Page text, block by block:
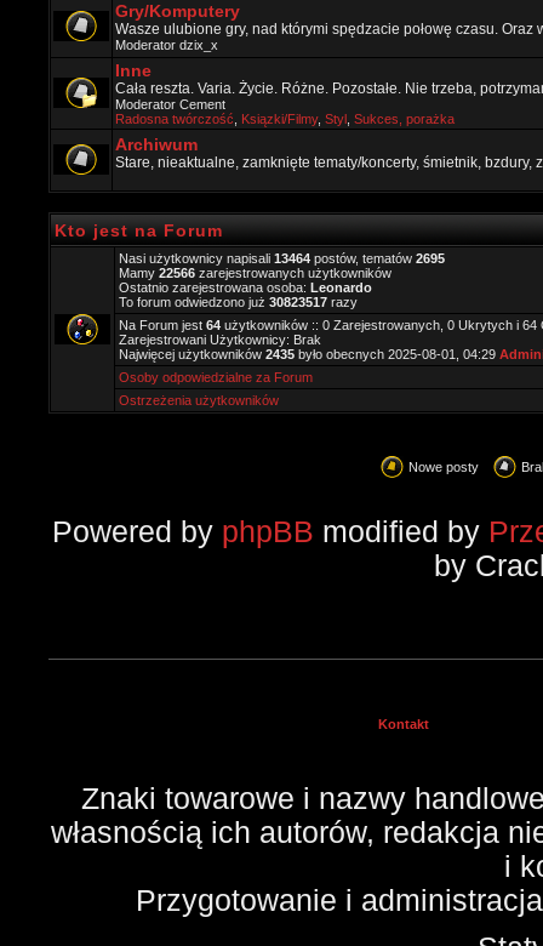
Gry/Komputery
Wasze ulubione gry, nad którymi spędzacie połowę czasu.
Moderator dzix_x
Inne
Cała reszta. Varia. Życie. Różne. Pozostałe. Nie trzeba,
Moderator Cement
Radosna twórczość
Ksiązki/Filmy, Styl Sukces, porażka
Archiwum
Stare, nieaktualne, zamknięte tematy/koncerty, śmietnik, bzdury,
Kto jest na Forum
Nasi użytkownicy napisali 13464 postów, tematów 2695
Mamy 22566 zarejestrowanych użytkowników
Ostatnio zarejestrowana osoba: Leonardo
To forum odwiedzono już 30823517 razy
Na Forum jest 64 użytkowników :: 0 Zarejestrowanych, 0 Ukrytych i 64
Zarejestrowani Użytkownicy: Brak
Najwięcej użytkowników 2435 było obecnych 2025-08-01, 04:29
Osoby odpowiedzialne za Forum
Ostrzeżenia użytkowników
Nowe posty
Powered by phpBB modified by
by
Kontakt
Znaki towarowe i nazwy
własnością ich autorów, redakcja
i
Przygotowanie i